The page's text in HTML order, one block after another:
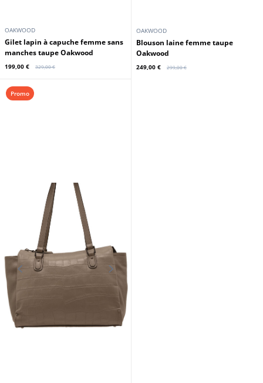
OAKWOOD
Gilet lapin à capuche femme sans
manches taupe Oakwood
199,00 € 329,00 €
OAKWOOD
Blouson laine femme taupe
Oakwood
249,00 € 299,00 €
Promo